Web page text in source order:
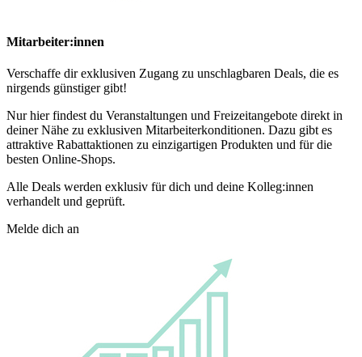
Mitarbeiter:innen
Verschaffe dir exklusiven Zugang zu unschlagbaren Deals, die es
nirgends günstiger gibt!
Nur hier findest du Veranstaltungen und Freizeitangebote direkt in
deiner Nähe zu exklusiven Mitarbeiterkonditionen. Dazu gibt es
attraktive Rabattaktionen zu einzigartigen Produkten und für die
besten Online-Shops.
Alle Deals werden exklusiv für dich und deine Kolleg:innen
verhandelt und geprüft.
Melde dich an